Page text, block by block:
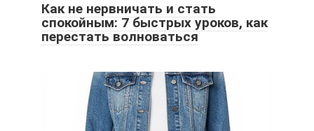
Как не нервничать и стать
спокойным: 7 быстрых уроков, как
перестать волноваться